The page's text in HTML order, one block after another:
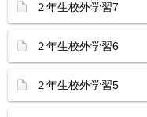
２年生校外学習7
２年生校外学習6
２年生校外学習5